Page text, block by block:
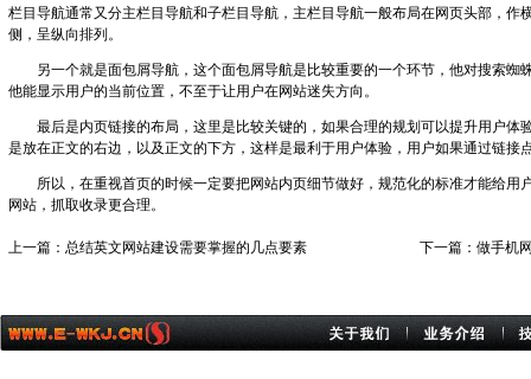
栏目导航通常又分主栏目导航和子栏目导航，主栏目导航一般布局在网页头部，作
侧，呈纵向排列。
另一个就是面包屑导航，这个面包屑导航是比较重要的一个环节，他对搜索蜘
他能显示用户的当前位置，不至于让用户在网站迷失方向。
最后是内页链接的布局，这里是比较关键的，如果合理的规划可以提升用户体
是放在正文的右边，以及正文的下方，这样是最利于用户体验，用户如果通过链接
所以，在重视首页的时候一定要把网站内页细节做好，规范化的标准才能给用
网站，抓取收录更合理。
上一篇： 总结英文网站建设需要掌握的几点要素 下一篇： 做手机